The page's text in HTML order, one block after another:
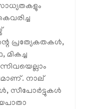
പ്രത്യേകതകള്‍,
നാല്
സീപോര്‍ട്ടുകള്‍